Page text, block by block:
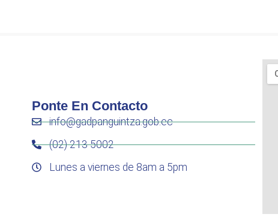
Ponte En Contacto
info@gadpanguintza.gob.ec
(02) 213 5002
Lunes a viernes de 8am a 5pm